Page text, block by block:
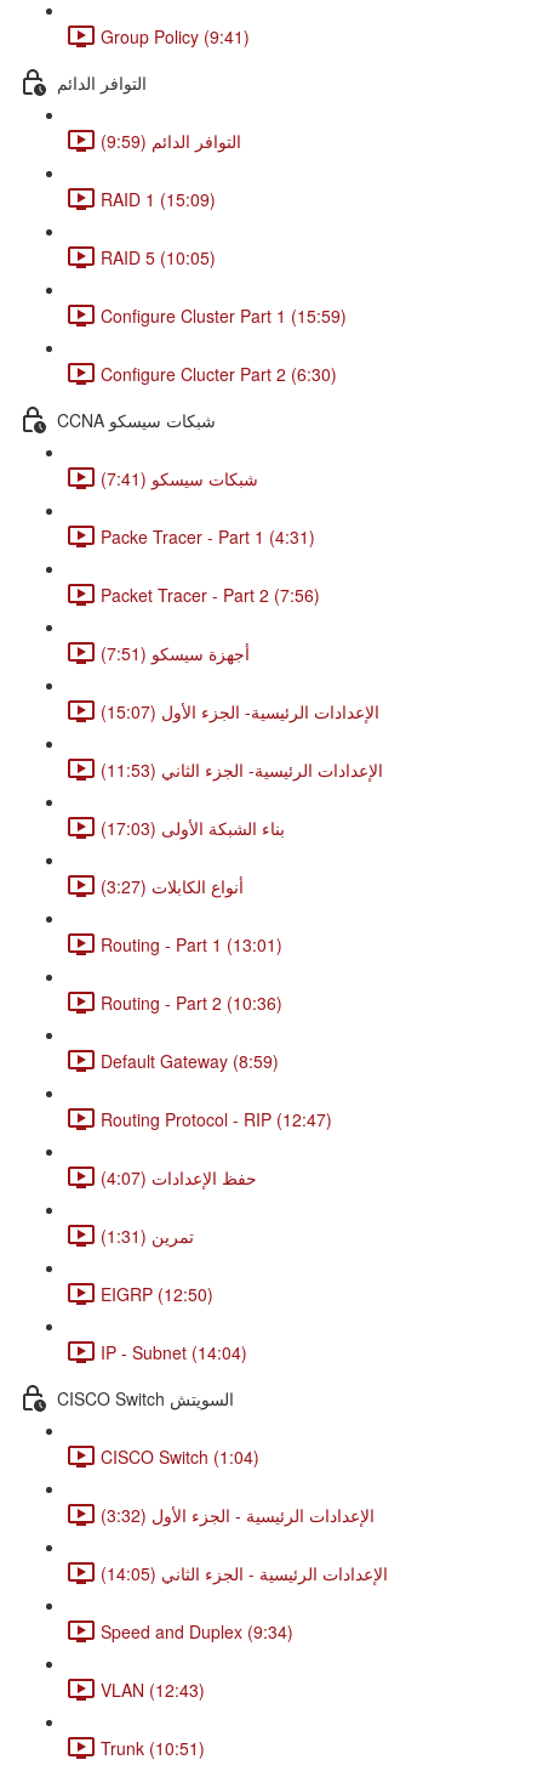
Group Policy (9:41)
التوافر الدائم
التوافر الدائم (9:59)
RAID 1 (15:09)
RAID 5 (10:05)
Configure Cluster Part 1 (15:59)
Configure Clucter Part 2 (6:30)
CCNA شبكات سيسكو
شبكات سيسكو (7:41)
Packe Tracer - Part 1 (4:31)
Packet Tracer - Part 2 (7:56)
أجهزة سيسكو (7:51)
الإعدادات الرئيسية- الجزء الأول (15:07)
الإعدادات الرئيسية- الجزء الثاني (11:53)
بناء الشبكة الأولى (17:03)
أنواع الكابلات (3:27)
Routing - Part 1 (13:01)
Routing - Part 2 (10:36)
Default Gateway (8:59)
Routing Protocol - RIP (12:47)
حفظ الإعدادات (4:07)
تمرين (1:31)
EIGRP (12:50)
IP - Subnet (14:04)
CISCO Switch السويتش
CISCO Switch (1:04)
الإعدادات الرئيسية - الجزء الأول (3:32)
الإعدادات الرئيسية - الجزء الثاني (14:05)
Speed and Duplex (9:34)
VLAN (12:43)
Trunk (10:51)